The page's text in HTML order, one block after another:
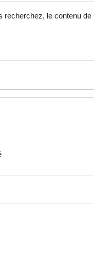
le contenu